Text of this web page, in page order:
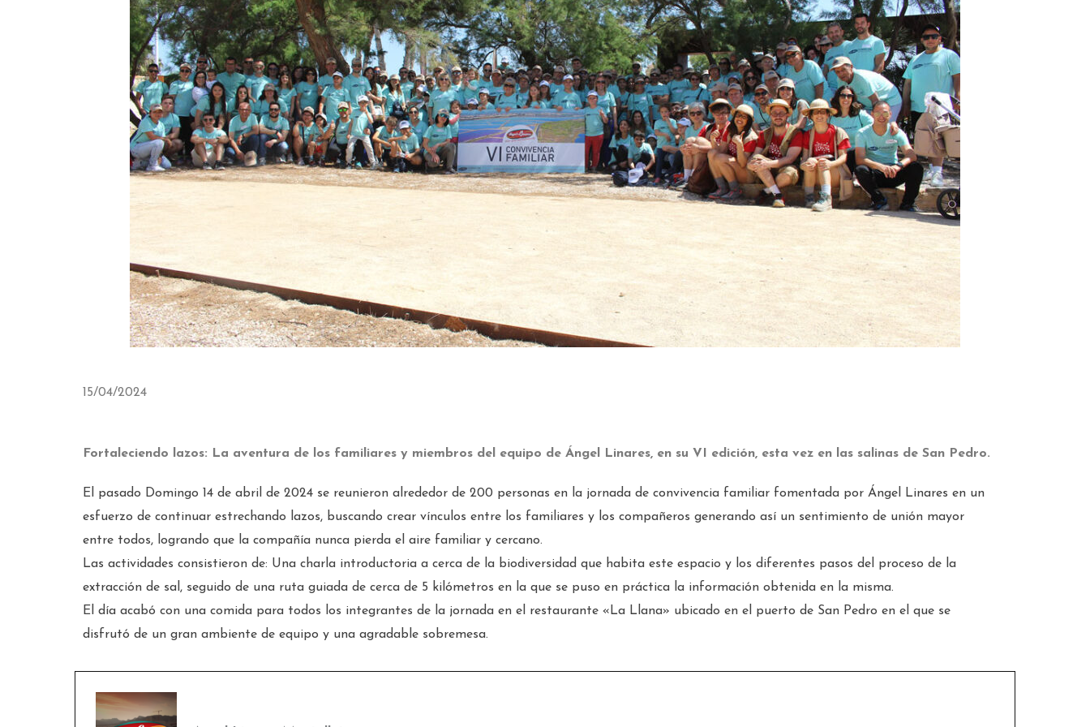
15/04/2024
Fortaleciendo lazos: La aventura de los familiares y miembros del equipo de Ángel Linares, en su VI edición, esta vez en las salinas de San Pedro.
El pasado Domingo 14 de abril de 2024 se reunieron alrededor de 200 personas en la jornada de convivencia familiar fomentada por Ángel Linares en un
esfuerzo de continuar estrechando lazos, buscando crear vínculos entre los familiares y los compañeros generando así un sentimiento de unión mayor
entre todos, logrando que la compañía nunca pierda el aire familiar y cercano.
Las actividades consistieron de: Una charla introductoria a cerca de la biodiversidad que habita este espacio y los diferentes pasos del proceso de la
extracción de sal, seguido de una ruta guiada de cerca de 5 kilómetros en la que se puso en práctica la información obtenida en la misma.
El día acabó con una comida para todos los integrantes de la jornada en el restaurante «La Llana» ubicado en el puerto de San Pedro en el que se
disfrutó de un gran ambiente de equipo y una agradable sobremesa.